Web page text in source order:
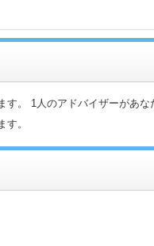
。 1人のアドバイザーがあ
。